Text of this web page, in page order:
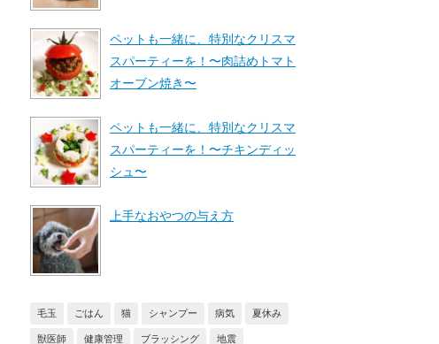
ペットも一緒に、特別なクリスマ
スパーティーを！〜肉詰めトマト
オーブン焼き〜
ペットも一緒に、特別なクリスマ
スパーティーを！〜チキンディッ
シュ〜
上手なおやつの与え方
毛玉 ごはん 猫 シャンプー 病気 夏休み
獣医師 健康管理 ブラッシング 地震